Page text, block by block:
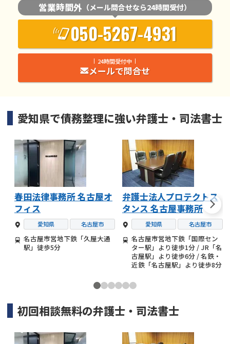
営業時間外 （メール問合せなら24時間受付）
050-5267-4931
24時間受付中
メールで問合せ
愛知県で債務整理に強い弁護士・司法書士
春田法律事務所 名古屋オ
フィス
愛知県 名古屋市
名古屋市営地下鉄「久屋大通
駅」徒歩5分
弁護士法人プロテクトス
タンス 名古屋事務所
愛知県 名古屋市
名古屋市営地下鉄「国際セン
ター駅」より徒歩1分 / JR「名
古屋駅」より徒歩6分 / 名鉄・
近鉄「名古屋駅」より徒歩8分
初回相談無料の弁護士・司法書士